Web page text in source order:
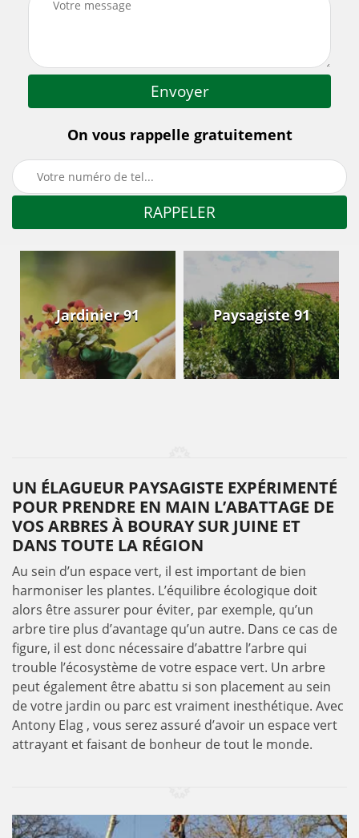
On vous rappelle gratuitement
Jardinier 91 Paysagiste 91
UN ÉLAGUEUR PAYSAGISTE EXPÉRIMENTÉ
POUR PRENDRE EN MAIN L’ABATTAGE DE
VOS ARBRES À BOURAY SUR JUINE ET
DANS TOUTE LA RÉGION
Au sein d’un espace vert, il est important de bien
harmoniser les plantes. L’équilibre écologique doit
alors être assurer pour éviter, par exemple, qu’un
arbre tire plus d’avantage qu’un autre. Dans ce cas de
figure, il est donc nécessaire d’abattre l’arbre qui
trouble l’écosystème de votre espace vert. Un arbre
peut également être abattu si son placement au sein
de votre jardin ou parc est vraiment inesthétique. Avec
Antony Elag , vous serez assuré d’avoir un espace vert
attrayant et faisant de bonheur de tout le monde.